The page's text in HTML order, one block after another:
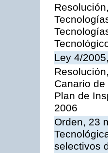
Ley 4/
Canario
Plan de
2006
Orden, 23
selectivos